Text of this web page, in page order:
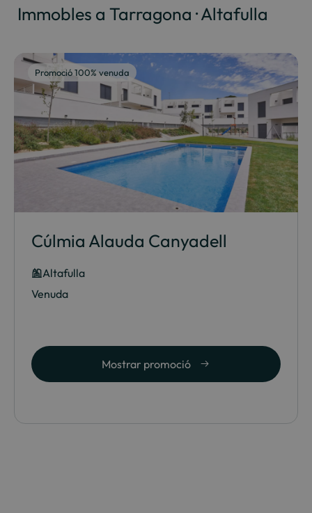
Immobles a Tarragona · Altafulla
Promoció 100% venuda
Cúlmia Alauda Canyadell
Altafulla
Venuda
Mostrar promoció